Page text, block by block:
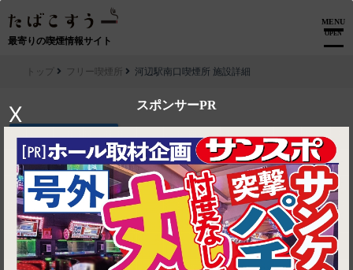
最寄りの喫煙情報サイト
MENU
OPEN
スポンサーPR
X
トップ フリー喫煙所 河辺駅南口喫煙所 施設詳細
▶ ルートを見る
フリー喫煙所│河辺駅南口喫煙所